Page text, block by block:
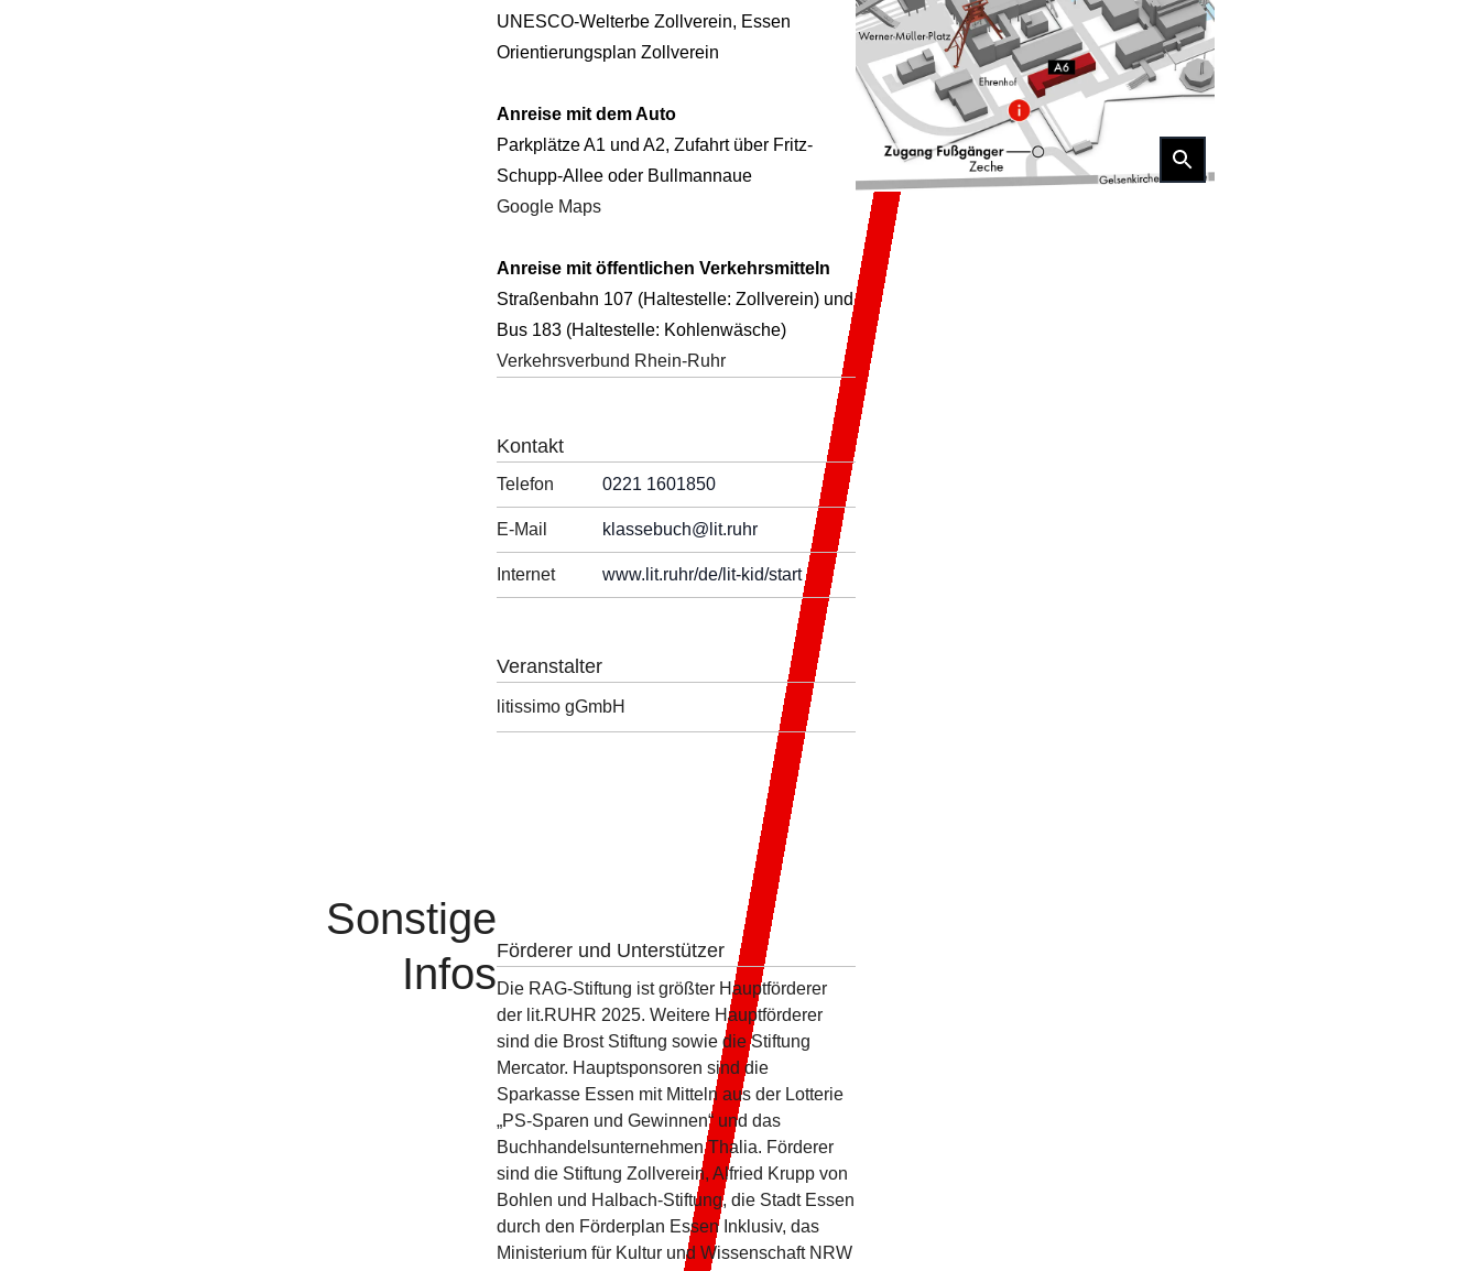
UNESCO-Welterbe Zollverein, Essen
Orientierungsplan Zollverein
Anreise mit dem Auto
Parkplätze A1 und A2, Zufahrt über Fritz-
Schupp-Allee oder Bullmannaue
Google Maps
Anreise mit öffentlichen Verkehrsmitteln
Straßenbahn 107 (Haltestelle: Zollverein) und
Bus 183 (Haltestelle: Kohlenwäsche)
Verkehrsverbund Rhein-Ruhr
Kontakt
Telefon 0221 1601850
E-Mail klassebuch@lit.ruhr
Internet www.lit.ruhr/de/lit-kid/start
Veranstalter
litissimo gGmbH
Sonstige
InfosFörderer und Unterstützer
Die RAG-Stiftung ist größter Hauptförderer
der lit.RUHR 2025. Weitere Hauptförderer
sind die Brost Stiftung sowie die Stiftung
Mercator. Hauptsponsoren sind die
Sparkasse Essen mit Mitteln aus der Lotterie
„PS-Sparen und Gewinnen“ und das
Buchhandelsunternehmen Thalia. Förderer
sind die Stiftung Zollverein, Alfried Krupp von
Bohlen und Halbach-Stiftung, die Stadt Essen
durch den Förderplan Essen Inklusiv, das
Ministerium für Kultur und Wissenschaft NRW